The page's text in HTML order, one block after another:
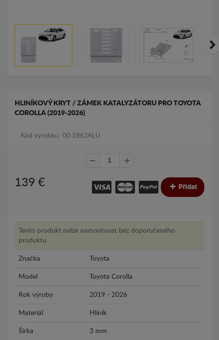
HLINÍKOVÝ KRYT / ZÁMEK KATALYZÁTORU PRO TOYOTA
COROLLA (2019-2026)
Kód výrobku: 00.1862ALU
139 € Přídat
Tento produkt nelze namontovat bez doporučeného
produktu
Značka Toyota
Model Toyota Corolla
Rok výroby 2019 - 2026
Materiál Hliník
Šírka 3 mm